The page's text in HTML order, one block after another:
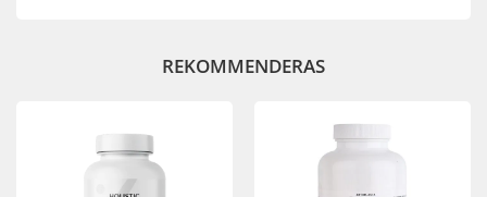
REKOMMENDERAS